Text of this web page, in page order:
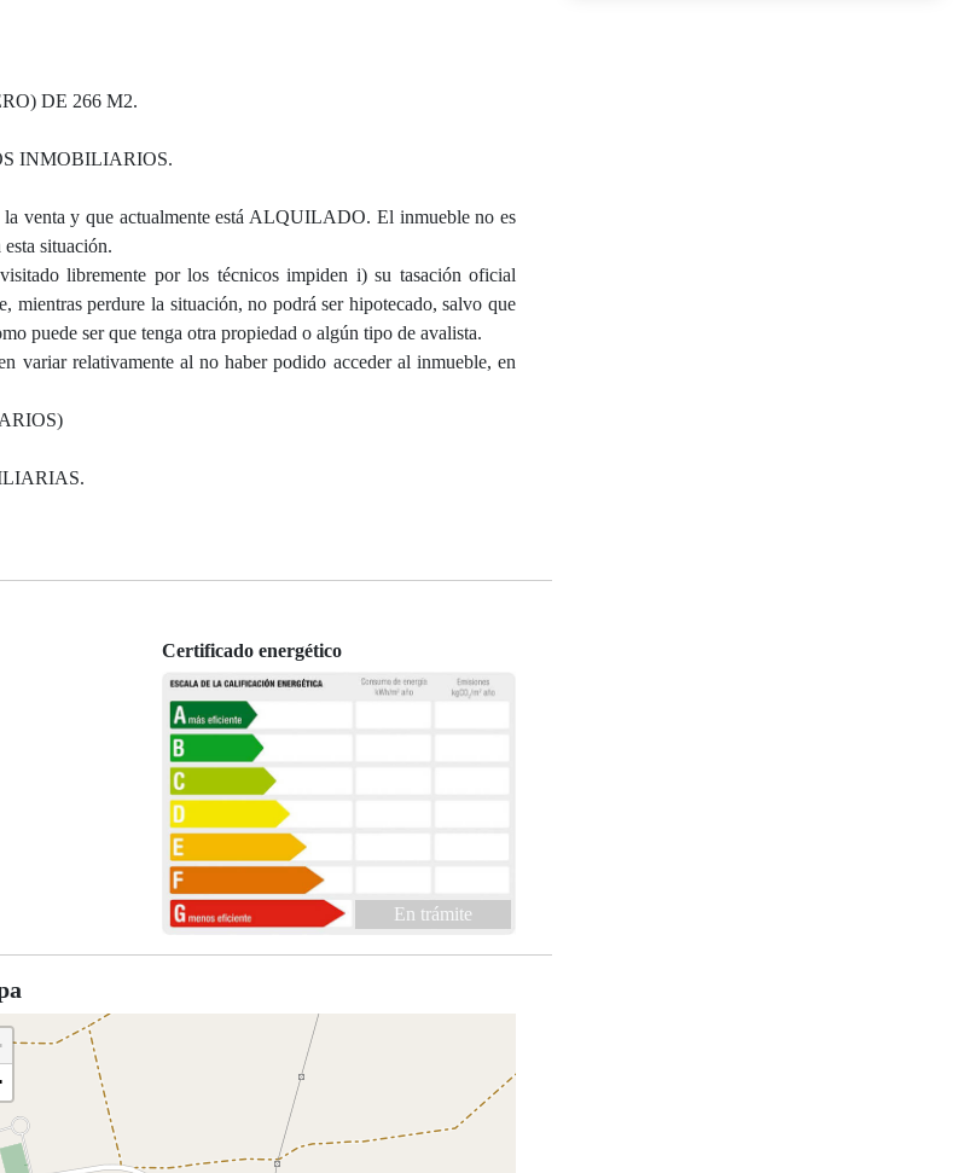
DE 266 M2.
INMOBILIARIOS.
y que actualmente está ALQUILADO. El inmueble no es
situación.
libremente por los técnicos impiden i) su tasación oficial
perdure la situación, no podrá ser hipotecado, salvo que
puede ser que tenga otra propiedad o algún tipo de avalista.
variar relativamente al no haber podido acceder al inmueble, en
Certificado energético
En trámite